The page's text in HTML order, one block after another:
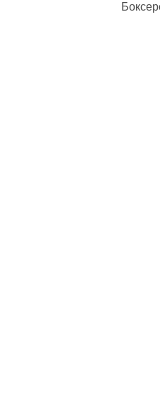
Аксессуары, Фитнес